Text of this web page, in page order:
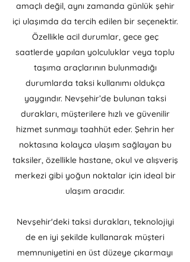
amaçlı değil, aynı zamanda günlük şehir
içi ulaşımda da tercih edilen bir seçenektir.
Özellikle acil durumlar, gece geç
saatlerde yapılan yolculuklar veya toplu
taşıma araçlarının bulunmadığı
durumlarda taksi kullanımı oldukça
yaygındır. Nevşehir’de bulunan taksi
durakları, müşterilere hızlı ve güvenilir
hizmet sunmayı taahhüt eder. Şehrin her
noktasına kolayca ulaşım sağlayan bu
taksiler, özellikle hastane, okul ve alışveriş
merkezi gibi yoğun noktalar için ideal bir
ulaşım aracıdır.
Nevşehir'deki taksi durakları, teknolojiyi
de en iyi şekilde kullanarak müşteri
memnuniyetini en üst düzeye çıkarmayı